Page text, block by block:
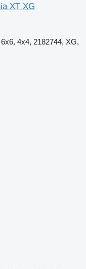
XT XG
4x4, 2182744, XG,